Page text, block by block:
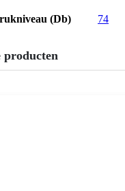
(Db) 74
producten